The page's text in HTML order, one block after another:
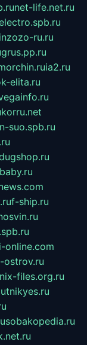
net-life.net.ru
ru.ru
ia2.ru
elita.ru
korru.net
suo.spb.ru
f-ship.ru
online.com
ostrov.ru
nix-files.org.ru
sobakopedia.ru